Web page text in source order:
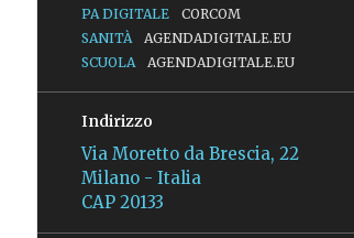
PA DIGITALE
CORCOM
SANITÀ
AGENDADIGITALE.EU
SCUOLA
AGENDADIGITALE.EU
Indirizzo
Via Moretto da Brescia, 22
Milano - Italia
CAP 20133